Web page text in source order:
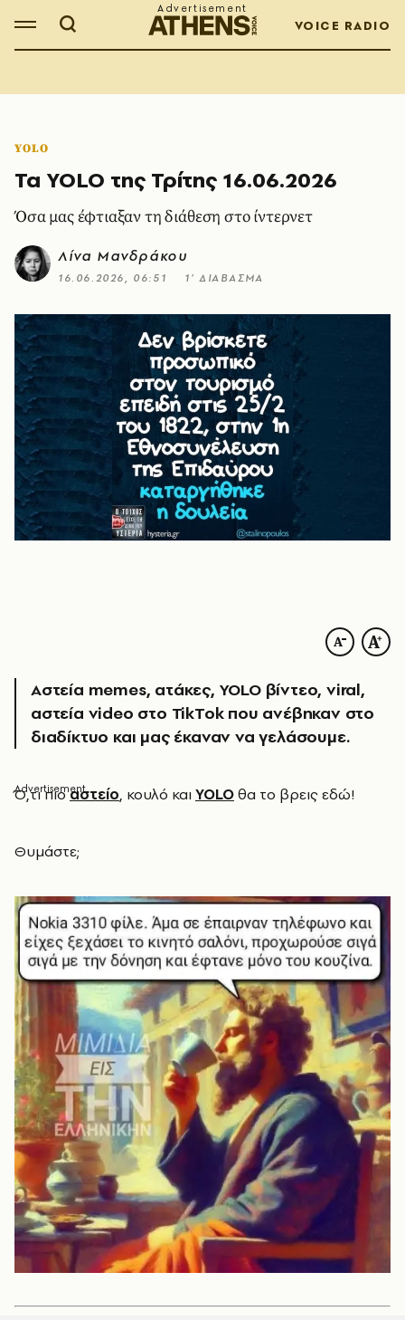
VOICE RADIO
YOLO
Τα YOLO της Τρίτης 16.06.2026
Όσα μας έφτιαξαν τη διάθεση στο ίντερνετ
Λίνα Μανδράκου
16.06.2026, 06:51 1’ ΔΙΑΒΑΣΜΑ
Αστεία memes, ατάκες, YOLO βίντεο, viral,
αστεία video στο TikTok που ανέβηκαν στο
διαδίκτυο και μας έκαναν να γελάσουμε.
Ό,τι πιοαστείο, κουλό και YOLOθα το βρεις εδώ!
Θυμάστε;